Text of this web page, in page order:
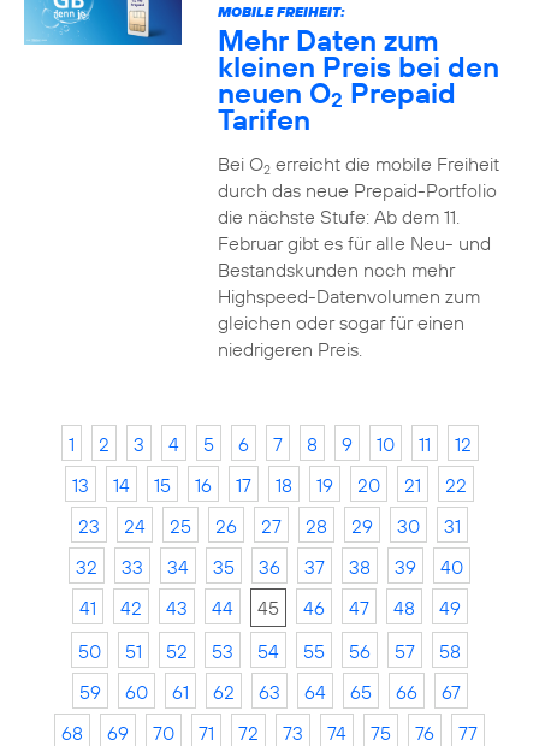
MOBILE FREIHEIT:
Mehr Daten zum
kleinen Preis bei den
neuen O2 Prepaid
Tarifen
Bei O2erreicht die mobile Freiheit
durch das neue Prepaid-Portfolio
die nächste Stufe: Ab dem 11.
Februar gibt es für alle Neu- und
Bestandskunden noch mehr
Highspeed-Datenvolumen zum
gleichen oder sogar für einen
niedrigeren Preis.
1 2 3 4 5 6 7 8 9 10 11
12
13
14 15 16 17 18 19 20 21
22
23
24 25 26 27 28 29 30
31
32
33 34 35 36 37 38 39
40
41
42 43 44 45 46 47 48
49
50
51 52 53 54 55 56 57
58
59
60 61 62 63 64 65 66
67
68
69 70 71 72 73 74 75 76
77